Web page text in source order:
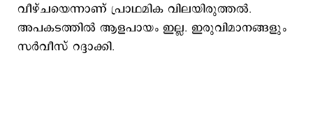
വീഴ്ചയെന്നാണ് പ്രാഥമിക വിലയിരുത്തൽ.
അപകടത്തിൽ ആളപായം ഇല്ല. ഇരുവിമാനങ്ങളും
സർവീസ് റദ്ദാക്കി.